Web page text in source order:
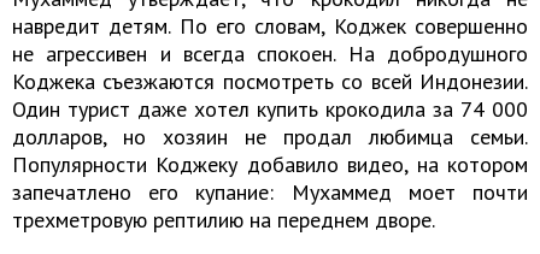
навредит детям. По его словам, Коджек совершенно
не агрессивен и всегда спокоен. На добродушного
Коджека съезжаются посмотреть со всей Индонезии.
Один турист даже хотел купить крокодила за 74 000
долларов, но хозяин не продал любимца семьи.
Популярности Коджеку добавило видео, на котором
запечатлено его купание: Мухаммед моет почти
трехметровую рептилию на переднем дворе.